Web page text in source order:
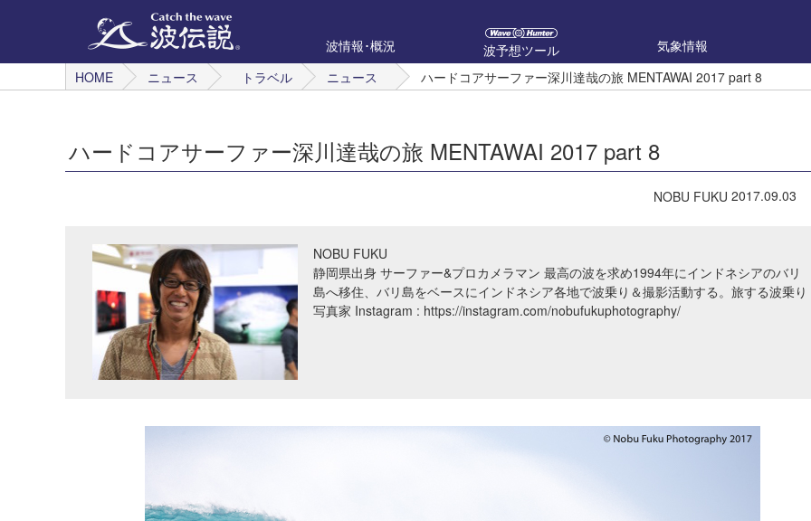
波情報･概況 波予想ツール
気象情報
HOME
ニュース トラベル ニュース ハードコアサーファー深川達哉の旅 MENTAWAI 2017 part 8
ハードコアサーファー深川達哉の旅 MENTAWAI 2017 part 8
NOBU FUKU 2017.09.03
NOBU FUKU
静岡県出身 サーファー&プロカメラマン 最高の波を求め1994年にインドネシアのバリ
島へ移住、バリ島をベースにインドネシア各地で波乗り＆撮影活動する。旅する波乗り
写真家 Instagram : https://instagram.com/nobufukuphotography/